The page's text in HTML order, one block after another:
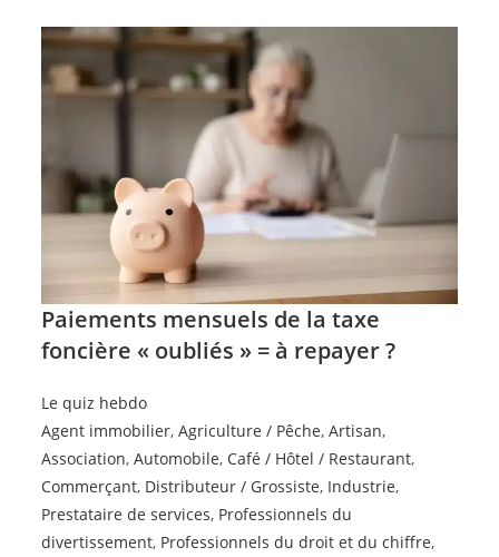
Paiements mensuels de la taxe
foncière « oubliés » = à repayer ?
Le quiz hebdo
Agent immobilier,Agriculture / Pêche,Artisan,
Association,Automobile, Café / Hôtel / Restaurant,
Commerçant, Distributeur / Grossiste, Industrie,
Prestataire de services, Professionnels du
divertissement, Professionnels du droit et du chiffre,